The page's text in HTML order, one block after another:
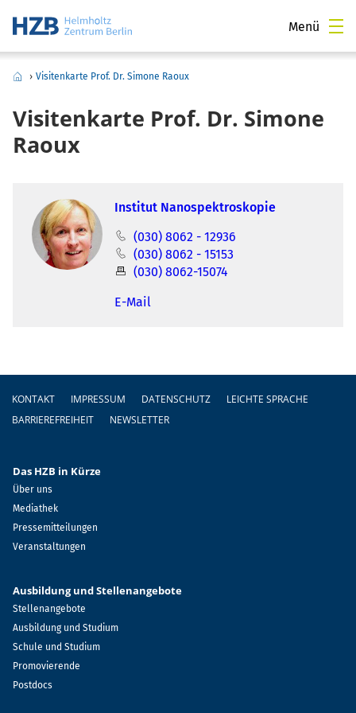
Menü
› Visitenkarte Prof. Dr. Simone Raoux
Visitenkarte Prof. Dr. Simone
Raoux
Institut Nanospektroskopie
(030) 8062 - 12936
(030) 8062 - 15153
(030) 8062-15074
E-Mail
Fußzeile
KONTAKT IMPRESSUM DATENSCHUTZ
LEICHTE SPRACHE
BARRIEREFREIHEIT
NEWSLETTER
Das HZB in Kürze
Über uns
Mediathek
Pressemitteilungen
Veranstaltungen
Ausbildung und Stellenangebote
Stellenangebote
Ausbildung und Studium
Schule und Studium
Promovierende
Postdocs